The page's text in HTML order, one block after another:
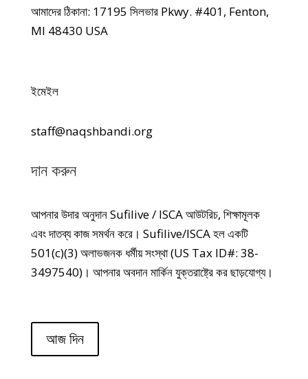
আমাদের ঠিকানা: 17195 সিলভার Pkwy. #401, Fenton,
MI 48430 USA
ইমেইল
staff@naqshbandi.org
দান করুন
আপনার উদার অনুদান Sufilive / ISCA আউটরিচ, শিক্ষামূলক
এবং দাতব্য কাজ সমর্থন করে। Sufilive/ISCA হল একটি
501(c)(3) অলাভজনক ধর্মীয় সংস্থা (US Tax ID#: 38-
3497540)। আপনার অবদান মার্কিন যুক্তরাষ্ট্রে কর ছাড়যোগ্য।
আজ দিন